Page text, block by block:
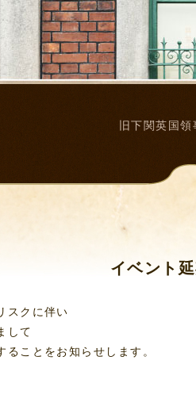
旧下関英国
イベント
スクに伴い
して
ことをお知らせします。